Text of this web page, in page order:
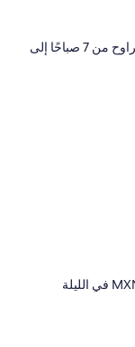
يتوفر يوميًا بوفيه الإفطار نظير رسوم تتراوح من 7 صباحًا إلى